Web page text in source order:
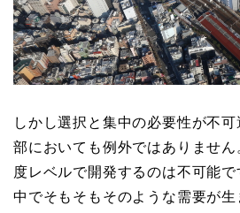
しかし選択と集中の必要性が不
部においても例外ではありませ
度レベルで開発するのは不可能
中でそもそもそのような需要が